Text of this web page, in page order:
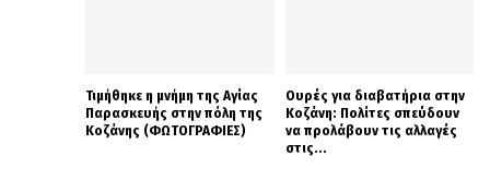
Τιμήθηκε η μνήμη της Αγίας
Παρασκευής στην πόλη της
Κοζάνης (ΦΩΤΟΓΡΑΦΙΕΣ)
Ουρές για διαβατήρια στην
Κοζάνη: Πολίτες σπεύδουν
να προλάβουν τις αλλαγές
στις...